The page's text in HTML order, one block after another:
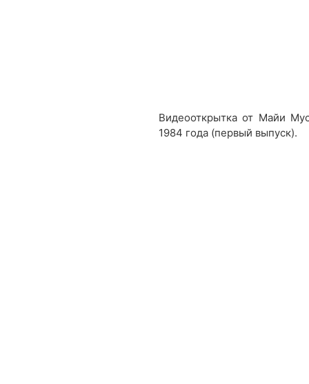
Видеооткрытка от Майи
1984 года (первый выпуск).